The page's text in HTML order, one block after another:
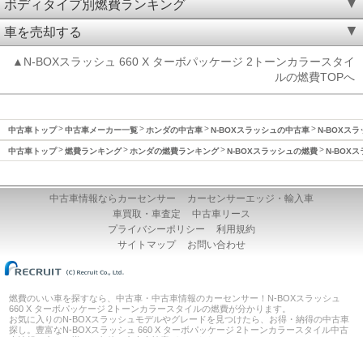
ボディタイプ別燃費ランキング
車を売却する
▲N-BOXスラッシュ 660 X ターボパッケージ 2トーンカラースタイ
ルの燃費TOPへ
中古車トップ 中古車メーカー一覧 ホンダの中古車 N-BOXスラッシュの中古車 N-BOXスラ
中古車トップ 燃費ランキング ホンダの燃費ランキング N-BOXスラッシュの燃費 N-BOXス
中古車情報ならカーセンサー
カーセンサーエッジ・輸入車
車買取・車査定
中古車リース
プライバシーポリシー
利用規約
サイトマップ
お問い合わせ
燃費のいい車を探すなら、中古車・中古車情報のカーセンサー！N-BOXスラッシュ
660 X ターボパッケージ 2トーンカラースタイルの燃費が分かります。
お気に入りのN-BOXスラッシュモデルやグレードを見つけたら、お得・納得の中古車
探し。豊富なN-BOXスラッシュ 660 X ターボパッケージ 2トーンカラースタイル中古